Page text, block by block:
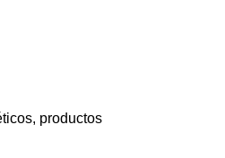
productos